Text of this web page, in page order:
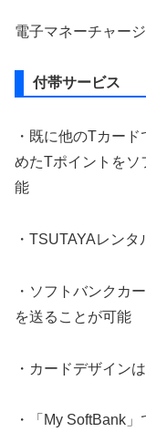
電子マネーチャー
付帯サービス
・既に他のTカー
めたTポイントをソ
能
・TSUTAYAレン
・ソフトバンクカ
を送ることが可能
・カードデザイン
・「My SoftBank